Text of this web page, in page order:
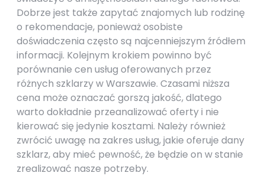
Dobrze jest także zapytać znajomych lub rodzinę
o rekomendacje, ponieważ osobiste
doświadczenia często są najcenniejszym źródłem
informacji. Kolejnym krokiem powinno być
porównanie cen usług oferowanych przez
różnych szklarzy w Warszawie. Czasami niższa
cena może oznaczać gorszą jakość, dlatego
warto dokładnie przeanalizować oferty i nie
kierować się jedynie kosztami. Należy również
zwrócić uwagę na zakres usług, jakie oferuje dany
szklarz, aby mieć pewność, że będzie on w stanie
zrealizować nasze potrzeby.